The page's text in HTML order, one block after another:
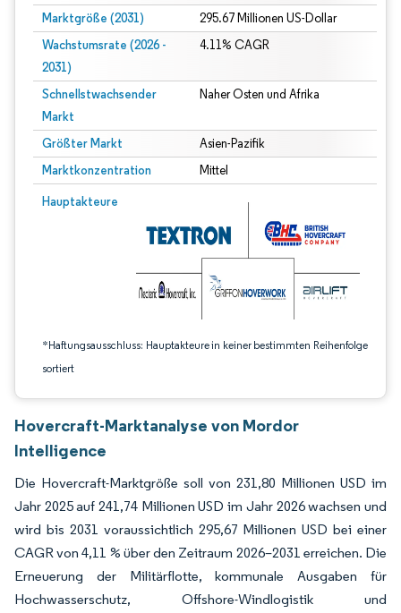
Marktgröße (2031) 295.67 Millionen US-Dollar
Wachstumsrate (2026 -
2031)
4.11% CAGR
Schnellstwachsender
Markt
Naher Osten und Afrika
Größter Markt Asien-Pazifik
Marktkonzentration Mittel
Hauptakteure
*Haftungsausschluss: Hauptakteure in keiner bestimmten Reihenfolge
sortiert
Bild © Mordor Intelligence. Wiederverwendung erfordert Namensnennung
Hovercraft-Marktanalyse von Mordor
Intelligence
Die Hovercraft-Marktgröße soll von 231,80 Millionen USD im
Jahr 2025 auf 241,74 Millionen USD im Jahr 2026 wachsen und
wird bis 2031 voraussichtlich 295,67 Millionen USD bei einer
CAGR von 4,11 % über den Zeitraum 2026–2031 erreichen. Die
Erneuerung der Militärflotte, kommunale Ausgaben für
Hochwasserschutz, Offshore-Windlogistik und